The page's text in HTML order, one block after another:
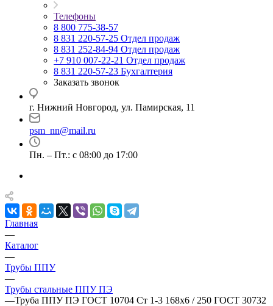
Телефоны
8 800 775-38-57
8 831 220-57-25 Отдел продаж
8 831 252-84-94 Отдел продаж
+7 910 007-22-21 Отдел продаж
8 831 220-57-23 Бухгалтерия
Заказать звонок
г. Нижний Новгород, ул. Памирская, 11
psm_nn@mail.ru
Пн. – Пт.: с 08:00 до 17:00
Главная
—
Каталог
—
Трубы ППУ
—
Трубы стальные ППУ ПЭ
—Труба ППУ ПЭ ГОСТ 10704 Ст 1-3 168x6 / 250 ГОСТ 30732